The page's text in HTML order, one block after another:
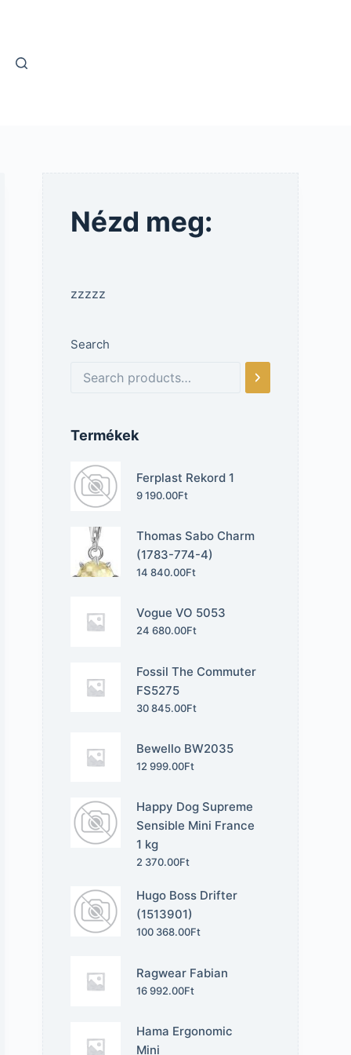
Nézd meg:
zzzzz
Search
Termékek
Ferplast Rekord 1
9 190.00Ft
Thomas Sabo Charm
(1783-774-4)
14 840.00Ft
Vogue VO 5053
24 680.00Ft
Fossil The Commuter
FS5275
30 845.00Ft
Bewello BW2035
12 999.00Ft
Happy Dog Supreme
Sensible Mini France
1 kg
2 370.00Ft
Hugo Boss Drifter
(1513901)
100 368.00Ft
Ragwear Fabian
16 992.00Ft
Hama Ergonomic
Mini